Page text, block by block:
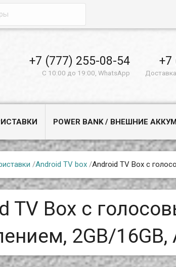
+7 (777) 255-08-54
С 10:00 до 19:00, WhatsApp
+7
POWER BANK / ВНЕШНИЕ
/Android TV box /Android TV Box с
TV Box с
2GB/16GB,